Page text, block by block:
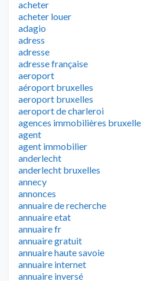
acheter
acheter louer
adagio
adress
adresse
adresse française
aeroport
aéroport bruxelles
aeroport bruxelles
aeroport de charleroi
agences immobilières
agent
agent immobilier
anderlecht
anderlecht bruxelles
annecy
annonces
annuaire de recherche
annuaire etat
annuaire fr
annuaire gratuit
annuaire haute savoie
annuaire internet
annuaire inversé